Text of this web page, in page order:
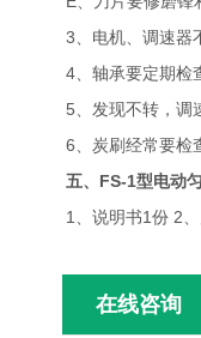
3、电机、调速器
4、轴承要定期检
5、发现不转，调
6、炭刷经常要检
五、 FS-1型电动
1、说明书1份 2
在线咨询